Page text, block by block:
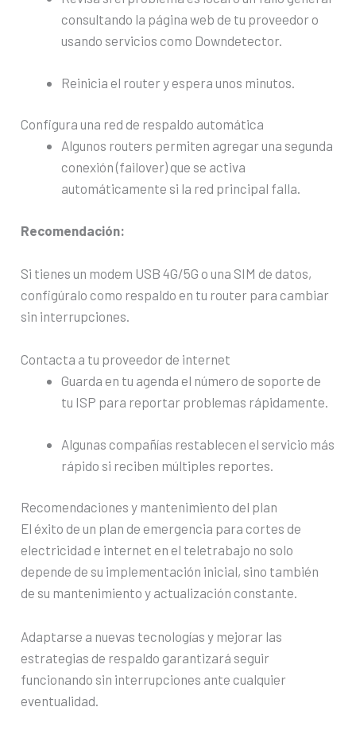
consultando la página web de tu proveedor o
usando servicios como Downdetector.
Reinicia el router y espera unos minutos.
Configura una red de respaldo automática
Algunos routers permiten agregar una segunda
conexión (failover) que se activa
automáticamente si la red principal falla.
Recomendación:
Si tienes un modem USB 4G/5G o una SIM de datos,
configúralo como respaldo en tu router para cambiar
sin interrupciones.
Contacta a tu proveedor de internet
Guarda en tu agenda el número de soporte de
tu ISP para reportar problemas rápidamente.
Algunas compañías restablecen el servicio más
rápido si reciben múltiples reportes.
Recomendaciones y mantenimiento del plan
El éxito de un plan de emergencia para cortes de
electricidad e internet en el teletrabajo no solo
depende de su implementación inicial, sino también
de su mantenimiento y actualización constante.
Adaptarse a nuevas tecnologías y mejorar las
estrategias de respaldo garantizará seguir
funcionando sin interrupciones ante cualquier
eventualidad.